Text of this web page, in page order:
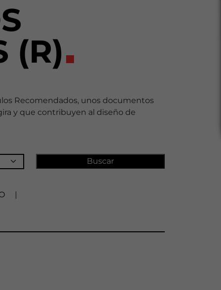
(R)
Recomendados, unos documentos
y que contribuyen al diseño de